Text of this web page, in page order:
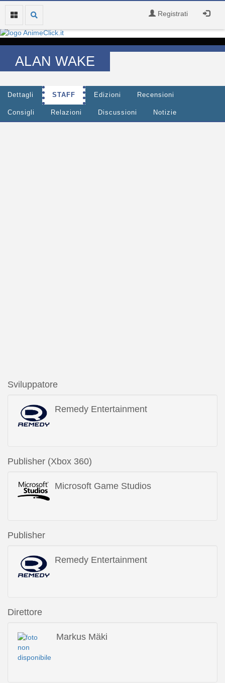
Registrati
ALAN WAKE
Dettagli STAFF Edizioni Recensioni
Consigli Relazioni Discussioni Notizie
Sviluppatore
Remedy Entertainment
Publisher (Xbox 360)
Microsoft Game Studios
Publisher
Remedy Entertainment
Direttore
Markus Mäki